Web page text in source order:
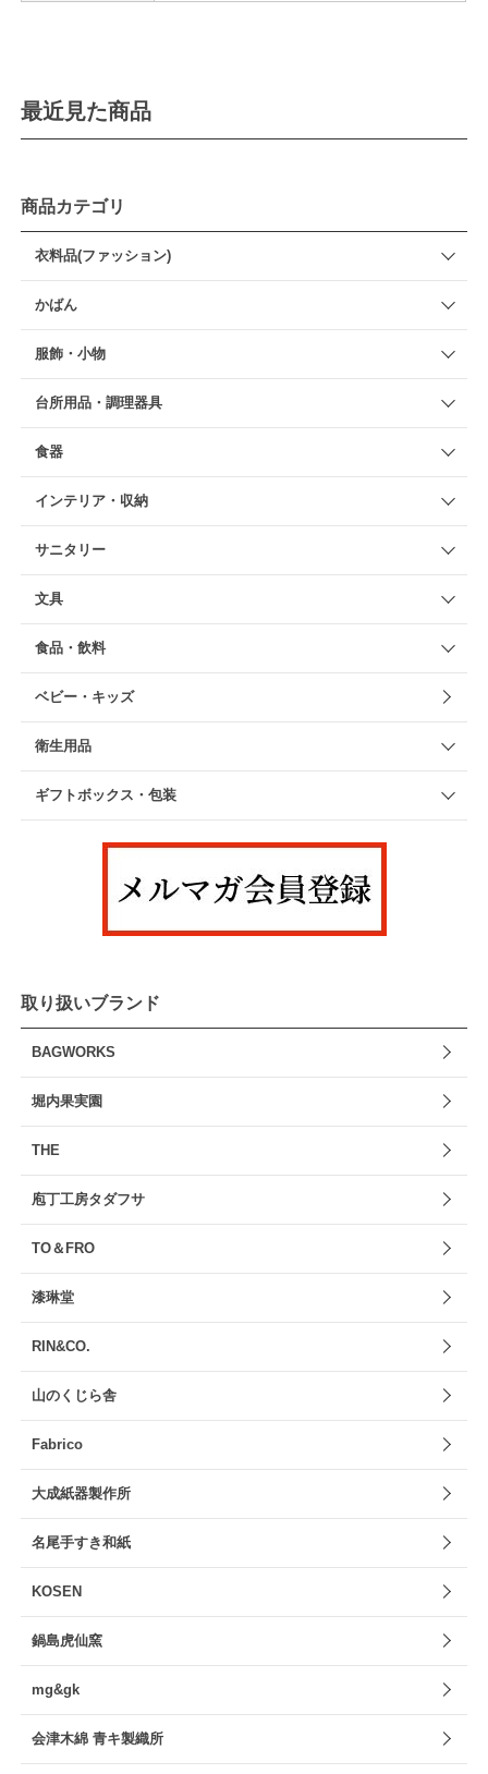
最近見た商品
商品カテゴリ
衣料品(ファッション)
かばん
服飾・小物
台所用品・調理器具
食器
インテリア・収納
サニタリー
文具
食品・飲料
ベビー・キッズ
衛生用品
ギフトボックス・包装
取り扱いブランド
BAGWORKS
堀内果実園
THE
庖丁工房タダフサ
TO＆FRO
漆琳堂
RIN&CO.
山のくじら舎
Fabrico
大成紙器製作所
名尾手すき和紙
KOSEN
鍋島虎仙窯
mg&gk
会津木綿 青キ製織所